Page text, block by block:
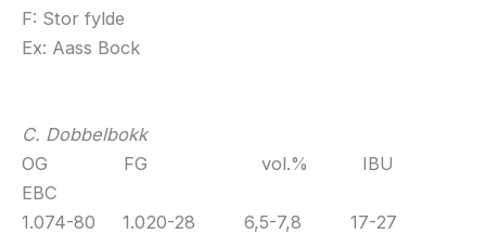
F: Stor fylde
Ex: Aass Bock
C. Dobbelbokk
OG FG vol.% IBU
EBC
1.074-80 1.020-28 6,5-7,8 17-27